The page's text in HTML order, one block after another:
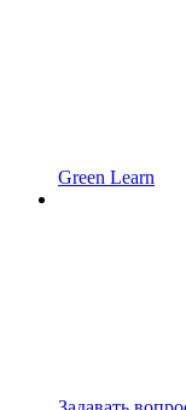
Green Learn